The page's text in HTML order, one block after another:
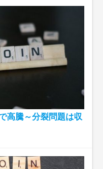
高騰～分裂問題は収